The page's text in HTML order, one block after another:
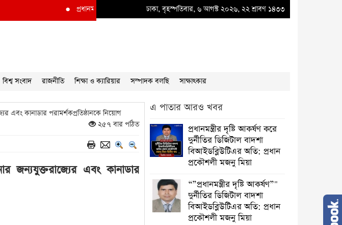
প্রধানমন্ত্রীর দৃষ্টি আকর্ষণ করে দুর্নীতির ডিজিটাল বাদশা বিআইডব্লিউটিএর অতি: প্রধান প্রকৌশলী মজনু মিয়া
ঢাকা, বৃহস্পতিবার, ৬ আগস্ট ২০২৬, ২২ শ্রাবণ ১৪৩৩
বিশ্ব সংবাদ রাজনীতি শিক্ষা ও ক্যারিয়ার সম্পাদক বলছি সাক্ষাৎকার
কানাডার পরামর্শকপ্রতিষ্ঠানকে নিয়োগ
২৫৭ বার পঠিত
জন্যযুক্তরাজ্যের এবং কানাডার
এ পাতার আরও খবর
প্রধানমন্ত্রীর দৃষ্টি আকর্ষণ করে
দুর্নীতির ডিজিটাল বাদশা
বিআইডব্লিউটিএর অতি: প্রধান
প্রকৌশলী মজনু মিয়া
“”প্রধানমন্ত্রীর দৃষ্টি আকর্ষণ”"
দুর্নীতির ডিজিটাল বাদশা
বিআইডব্লিউটিএর অতি: প্রধান
প্রকৌশলী মজনু মিয়া